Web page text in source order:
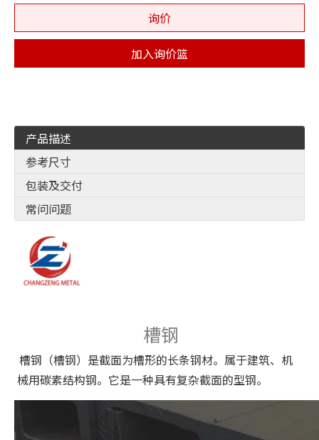
询价
加入询价篮
产品描述
参考尺寸
包装及交付
常问问题
槽钢
槽钢（槽钢）是截面为槽形的长条钢材。属于建筑、机
械用碳素结构钢。它是一种具有复杂截面的型钢。